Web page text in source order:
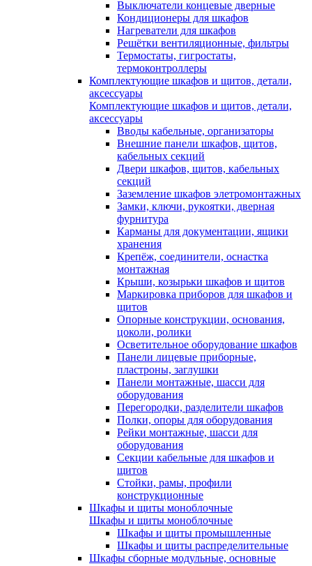
Выключатели концевые дверные
Кондиционеры для шкафов
Нагреватели для шкафов
Решётки вентиляционные, фильтры
Термостаты, гигростаты,
термоконтроллеры
Комплектующие шкафов и щитов, детали,
аксессуары
Комплектующие шкафов и щитов, детали,
аксессуары
Вводы кабельные, организаторы
Внешние панели шкафов, щитов,
кабельных секций
Двери шкафов, щитов, кабельных
секций
Заземление шкафов элетромонтажных
Замки, ключи, рукоятки, дверная
фурнитура
Карманы для документации, ящики
хранения
Крепёж, соединители, оснастка
монтажная
Крыши, козырьки шкафов и щитов
Маркировка приборов для шкафов и
щитов
Опорные конструкции, основания,
цоколи, ролики
Осветительное оборудование шкафов
Панели лицевые приборные,
пластроны, заглушки
Панели монтажные, шасси для
оборудования
Перегородки, разделители шкафов
Полки, опоры для оборудования
Рейки монтажные, шасси для
оборудования
Секции кабельные для шкафов и
щитов
Стойки, рамы, профили
конструкционные
Шкафы и щиты моноблочные
Шкафы и щиты моноблочные
Шкафы и щиты промышленные
Шкафы и щиты распределительные
Шкафы сборные модульные, основные